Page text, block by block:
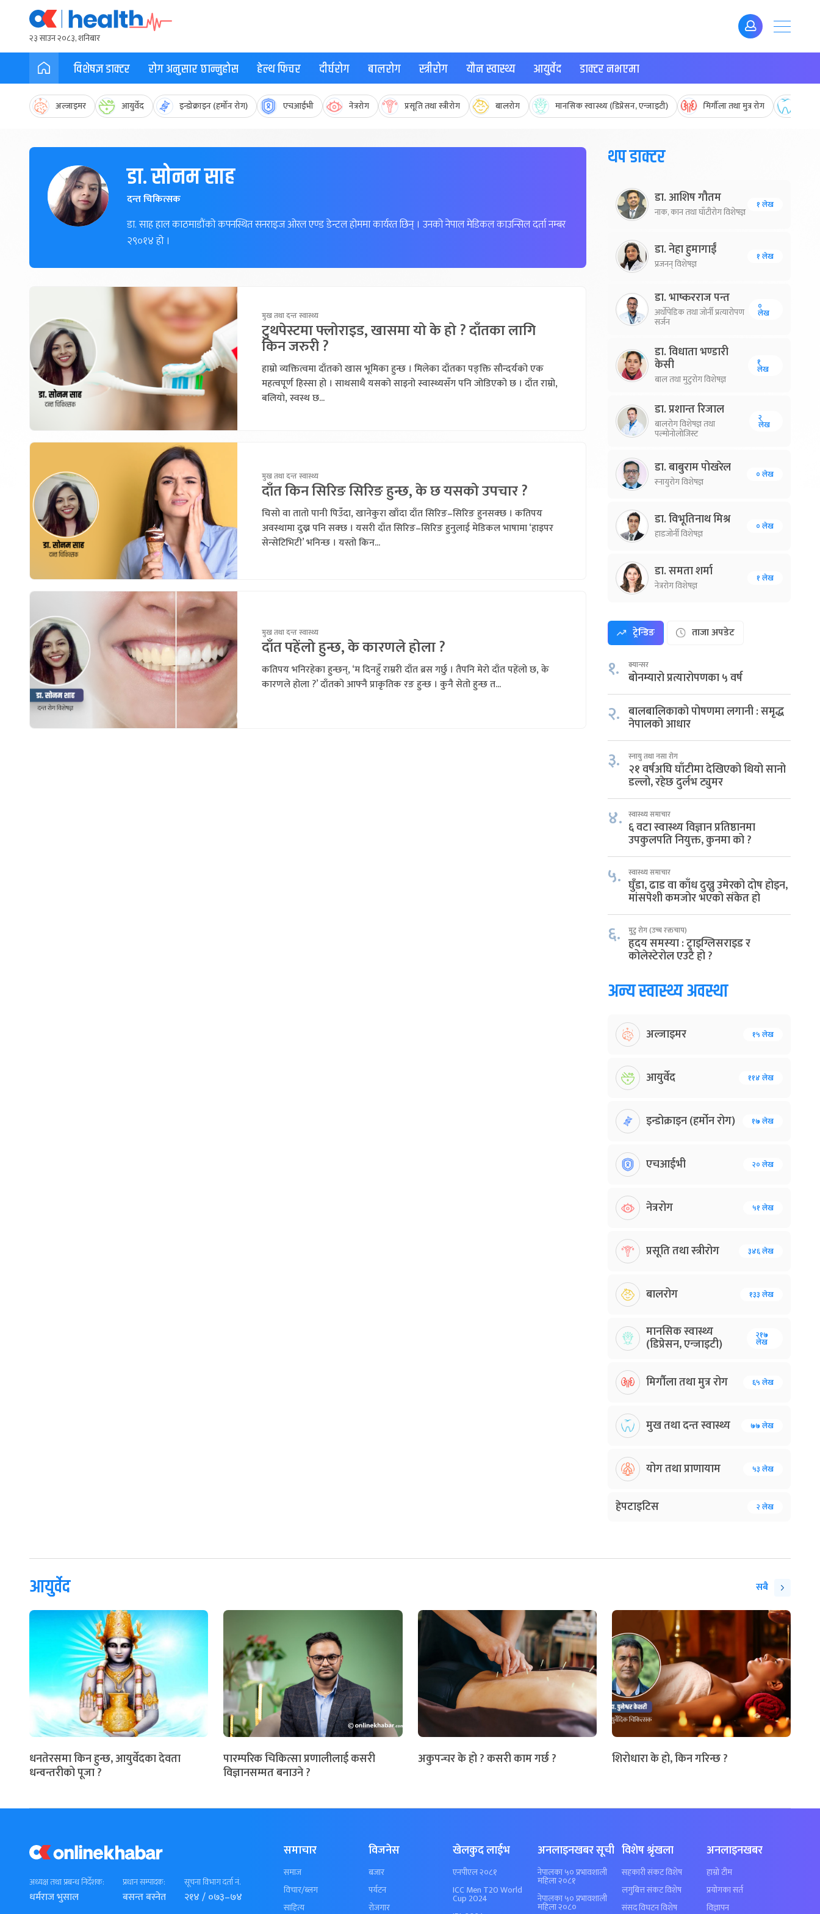
२३ साउन २०८३, शनिबार
विशेषज्ञ डाक्टर रोग अनुसार छान्नुहोस हेल्थ फिचर दीर्घरोग बालरोग स्त्रीरोग यौन स्वास्थ्य आयुर्वेद डाक्टर नभएमा
अल्जाइमर आयुर्वेद इन्डोक्राइन (हर्मोन रोग) एचआईभी नेत्ररोग प्रसूति तथा स्त्रीरोग बालरोग मानसिक स्वास्थ्य (डिप्रेसन, एन्जाइटी) मिर्गौला तथा मुत्र रोग
डा. सोनम साह
दन्त चिकित्सक
डा. साह हाल काठमाडौंको कपनस्थित सनराइज ओरल एण्ड डेन्टल होममा कार्यरत छिन् । उनको नेपाल मेडिकल काउन्सिल दर्ता नम्बर
२९०१४ हो ।
मुख तथा दन्त स्वास्थ्य
टुथपेस्टमा फ्लोराइड, खासमा यो के हो ? दाँतका लागि
किन जरुरी ?
हाम्रो व्यक्तित्वमा दाँतको खास भूमिका हुन्छ । मिलेका दाँतका पङ्क्ति सौन्दर्यको एक
महत्वपूर्ण हिस्सा हो । साथसाथै यसको साइनो स्वास्थ्यसँग पनि जोडिएको छ । दाँत राम्रो,
बलियो, स्वस्थ छ...
मुख तथा दन्त स्वास्थ्य
दाँत किन सिरिङ सिरिङ हुन्छ, के छ यसको उपचार ?
चिसो वा तातो पानी पिउँदा, खानेकुरा खाँदा दाँत सिरिङ–सिरिङ हुनसक्छ । कतिपय
अवस्थामा दुख्न पनि सक्छ । यसरी दाँत सिरिङ–सिरिङ हुनुलाई मेडिकल भाषामा ‘हाइपर
सेन्सेटिभिटी’ भनिन्छ । यस्तो किन...
मुख तथा दन्त स्वास्थ्य
दाँत पहेंलो हुन्छ, के कारणले होला ?
कतिपय भनिरहेका हुन्छन्, ‘म दिनहुँ राम्ररी दाँत ब्रस गर्छु । तैपनि मेरो दाँत पहेंलो छ, के
कारणले होला ?’ दाँतको आफ्नै प्राकृतिक रङ हुन्छ । कुनै सेतो हुन्छ त...
थप डाक्टर
डा. आशिष गौतम
नाक, कान तथा घाँटीरोग विशेषज्ञ
१ लेख
डा. नेहा हुमागाईं
प्रजनन् विशेषज्ञ
१ लेख
डा. भाष्करराज पन्त
अर्थोपेडिक तथा जोर्नी प्रत्यारोपण
सर्जन
०
लेख
डा. विधाता भण्डारी
केसी
बाल तथा मुटुरोग विशेषज्ञ
१
लेख
डा. प्रशान्त रिजाल
बालरोग विशेषज्ञ तथा
पल्मोनोलोजिस्ट
२
लेख
डा. बाबुराम पोखरेल
स्नायुरोग विशेषज्ञ
० लेख
डा. विभूतिनाथ मिश्र
हाडजोर्नी विशेषज्ञ
० लेख
डा. समता शर्मा
नेत्ररोग विशेषज्ञ
१ लेख
ट्रेन्डिङ ताजा अपडेट
१. क्यान्सर
बोनम्यारो प्रत्यारोपणका ५ वर्ष
२. बालबालिकाको पोषणमा लगानी : समृद्ध
नेपालको आधार
३. स्नायु तथा नसा रोग
२१ वर्षअघि घाँटीमा देखिएको थियो सानो
डल्लो, रहेछ दुर्लभ ट्युमर
४. स्वास्थ्य समाचार
६ वटा स्वास्थ्य विज्ञान प्रतिष्ठानमा
उपकुलपति नियुक्त, कुनमा को ?
५. स्वास्थ्य समाचार
घुँडा, ढाड वा काँध दुख्नु उमेरको दोष होइन,
मांसपेशी कमजोर भएको संकेत हो
६. मुटु रोग (उच्च रक्तचाप)
हृदय समस्या : ट्राइग्लिसराइड र
कोलेस्टेरोल एउटै हो ?
अन्य स्वास्थ्य अवस्था
अल्जाइमर १५ लेख
आयुर्वेद ११४ लेख
इन्डोक्राइन (हर्मोन रोग) १७ लेख
एचआईभी २० लेख
नेत्ररोग ५१ लेख
प्रसूति तथा स्त्रीरोग ३४६ लेख
बालरोग १३३ लेख
मानसिक स्वास्थ्य
(डिप्रेसन, एन्जाइटी)
२१७
लेख
मिर्गौला तथा मुत्र रोग ६५ लेख
मुख तथा दन्त स्वास्थ्य ७७ लेख
योग तथा प्राणायाम ५३ लेख
हेपटाइटिस २ लेख
आयुर्वेद सबै
धनतेरसमा किन हुन्छ, आयुर्वेदका देवता
धन्वन्तरीको पूजा ?
पारम्परिक चिकित्सा प्रणालीलाई कसरी
विज्ञानसम्मत बनाउने ?
अकुपन्चर के हो ? कसरी काम गर्छ ? शिरोधारा के हो, किन गरिन्छ ?
अध्यक्ष तथा प्रबन्ध निर्देशक:
धर्मराज भुसाल
प्रधान सम्पादक:
बसन्त बस्नेत
सूचना विभाग दर्ता नं.
२१४ / ०७३–७४
समाचार
समाज
विचार/ब्लग
साहित्य
विजनेस
बजार
पर्यटन
रोजगार
खेलकुद लाईभ
एनपीएल २०८१
ICC Men T20 World
Cup 2024
अनलाइनखबर सूची
नेपालका ५० प्रभावशाली
महिला २०८१
नेपालका ५० प्रभावशाली
महिला २०८०
विशेष श्रृंखला
सहकारी संकट विशेष
लगुबित्त संकट विशेष
संसद विघटन विशेष
अनलाइनखबर
हाम्रो टीम
प्रयोगका सर्त
विज्ञापन